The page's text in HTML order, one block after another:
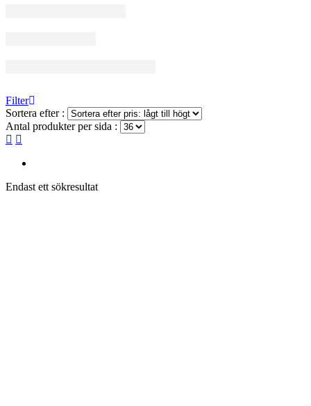
Filter
Sortera efter :
Antal produkter per sida :
Endast ett sökresultat